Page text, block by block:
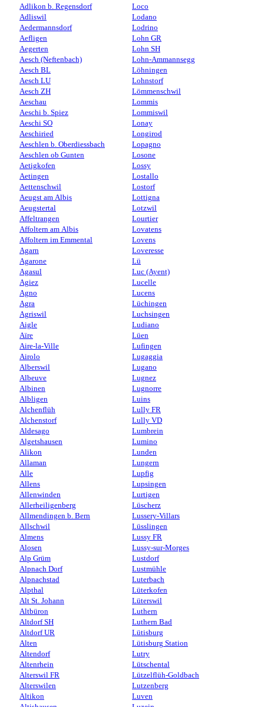
Adlikon b. Regensdorf
Adliswil
Aedermannsdorf
Aefligen
Aegerten
Aesch (Neftenbach)
Aesch BL
Aesch LU
Aesch ZH
Aeschau
Aeschi b. Spiez
Aeschi SO
Aeschiried
Aeschlen b. Oberdiessbach
Aeschlen ob Gunten
Aetigkofen
Aetingen
Aettenschwil
Aeugst am Albis
Aeugstertal
Affeltrangen
Affoltern am Albis
Affoltern im Emmental
Agarn
Agarone
Agasul
Agiez
Agno
Agra
Agriswil
Aigle
Aïre
Aire-la-Ville
Airolo
Alberswil
Albeuve
Albinen
Albligen
Alchenflüh
Alchenstorf
Aldesago
Algetshausen
Alikon
Allaman
Alle
Allens
Allenwinden
Allerheiligenberg
Allmendingen b. Bern
Allschwil
Almens
Alosen
Alp Grüm
Alpnach Dorf
Alpnachstad
Alpthal
Alt St. Johann
Altbüron
Altdorf SH
Altdorf UR
Alten
Altendorf
Altenrhein
Alterswil FR
Alterswilen
Altikon
Loco
Lodano
Lodrino
Lohn GR
Lohn SH
Lohn-Ammannsegg
Löhningen
Lohnstorf
Lömmenschwil
Lommis
Lommiswil
Lonay
Longirod
Lopagno
Losone
Lossy
Lostallo
Lostorf
Lottigna
Lotzwil
Lourtier
Lovatens
Lovens
Loveresse
Lü
Luc (Ayent)
Lucelle
Lucens
Lüchingen
Luchsingen
Ludiano
Lüen
Lufingen
Lugaggia
Lugano
Lugnez
Lugnorre
Luins
Lully FR
Lully VD
Lumbrein
Lumino
Lunden
Lungern
Lupfig
Lupsingen
Lurtigen
Lüscherz
Lussery-Villars
Lüsslingen
Lussy FR
Lussy-sur-Morges
Lustdorf
Lustmühle
Luterbach
Lüterkofen
Lüterswil
Luthern
Luthern Bad
Lütisburg
Lütisburg Station
Lutry
Lütschental
Lützelflüh-Goldbach
Lutzenberg
Luven